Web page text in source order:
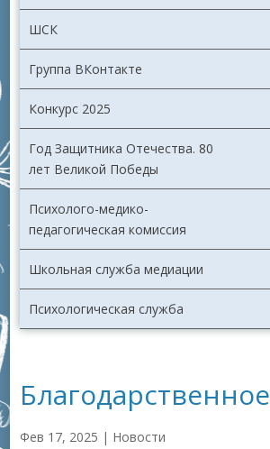
ШСК
Группа ВКонтакте
Конкурс 2025
Год Защитника Отечества. 80
лет Великой Победы
Психолого-медико-
педагогическая комиссия
Школьная служба медиации
Психологическая служба
Фев 17, 2025 | Новости